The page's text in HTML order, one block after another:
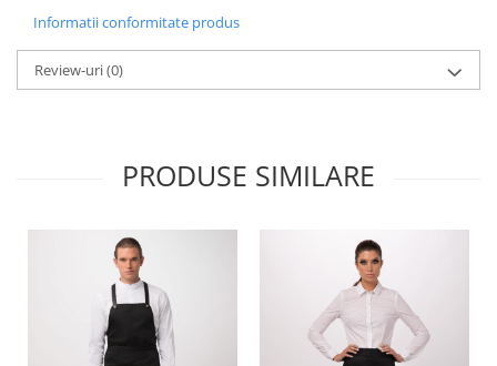
Informatii conformitate produs
Review-uri(0)
PRODUSE SIMILARE